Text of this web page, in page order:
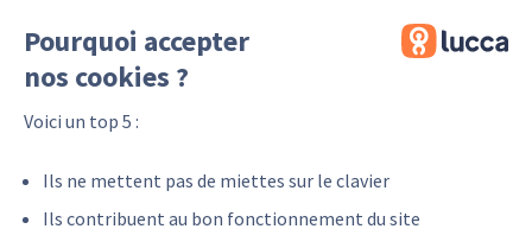
Pourquoi accepter
nos cookies ?
Voici un top 5 :
Ils ne mettent pas de miettes sur le clavier
Ils contribuent au bon fonctionnement du site